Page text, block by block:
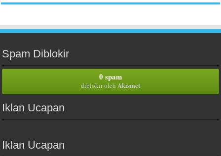
Spam Diblokir
0 spam
diblokir oleh Akismet
Iklan Ucapan
Iklan Ucapan